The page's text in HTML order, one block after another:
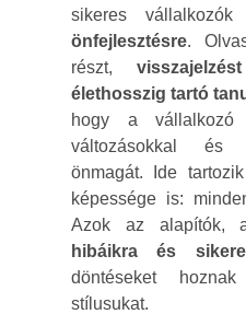
sikeres
önfejlesztésre.
részt,
élethosszig tartó
hogy a vállalkozó
változásokkal és
önmagát. Ide
képessége is:
Azok az alapítók,
hibáikra és
döntéseket
stílusukat.